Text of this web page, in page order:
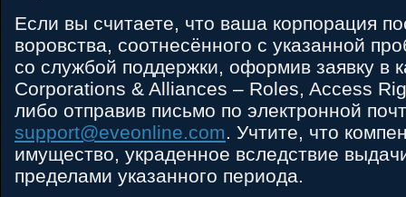
Если вы считаете, что ваша корпорация
воровства, соотнесённого с указанной
со службой поддержки, оформив заявку в
Corporations & Alliances – Roles, Access
либо отправив письмо по электронной
support@eveonline.com. Учтите, что
имущество, украденное вследствие
пределами указанного периода.